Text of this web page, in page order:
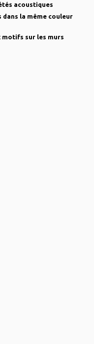
acoustiques
la même couleur
motifs sur les murs